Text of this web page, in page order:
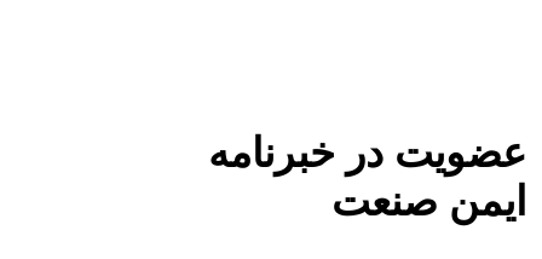
عضویت در خبرنامه
ایمن صنعت